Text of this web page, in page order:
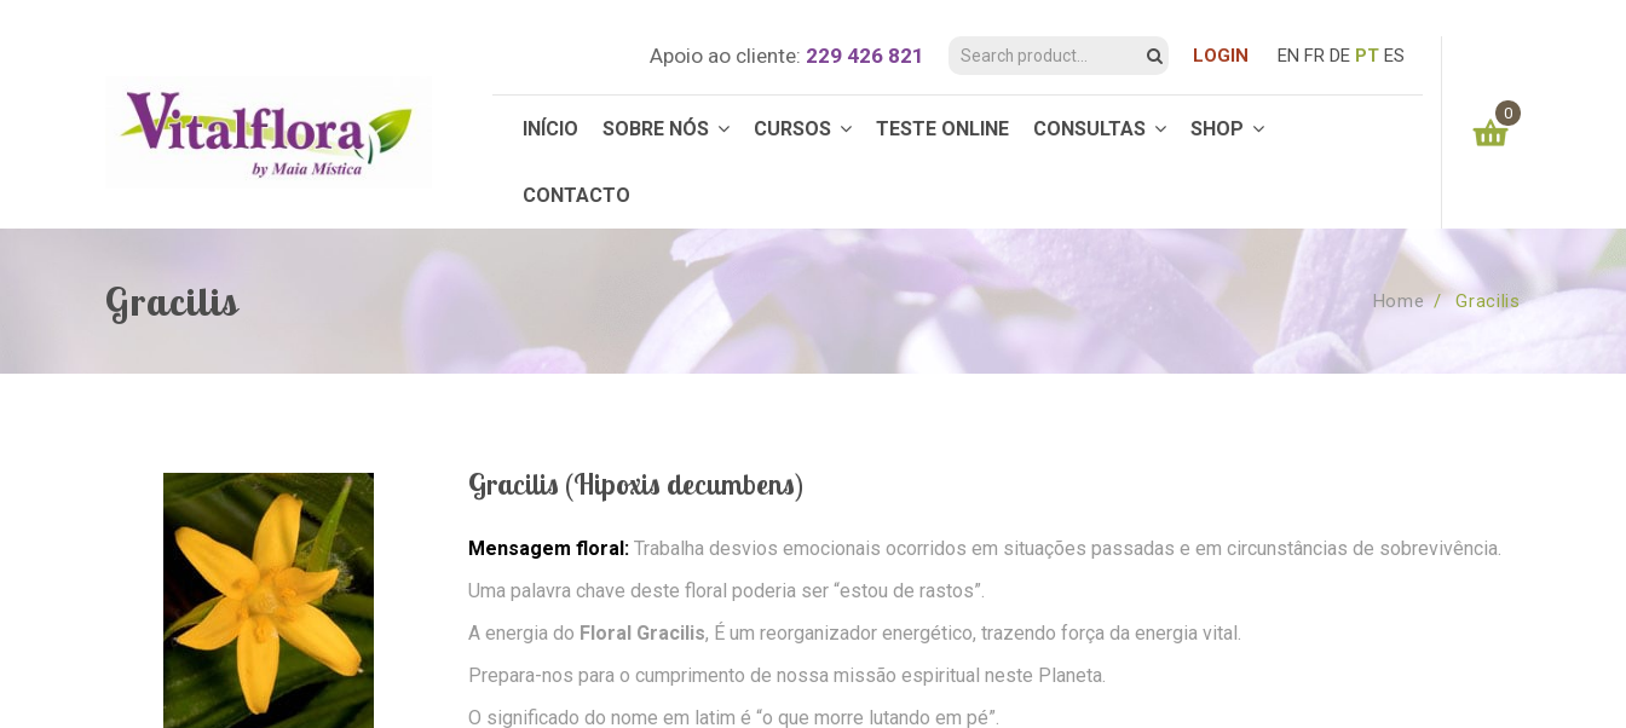
Apoio ao cliente: 229 426 821 LOGIN EN FR DE PT ES
INÍCIO SOBRE NÓS CURSOS TESTE ONLINE CONSULTAS SHOP
CONTACTO
0
0.00 €
Gracilis Home / Gracilis
Gracilis (Hipoxis decumbens)
Mensagem floral: Trabalha desvios emocionais ocorridos em situações passadas e em circunstâncias de sobrevivência.
Uma palavra chave deste floral poderia ser “estou de rastos”.
A energia do Floral Gracilis, É um reorganizador energético, trazendo força da energia vital.
Prepara-nos para o cumprimento de nossa missão espiritual neste Planeta.
O significado do nome em latim é “o que morre lutando em pé”.